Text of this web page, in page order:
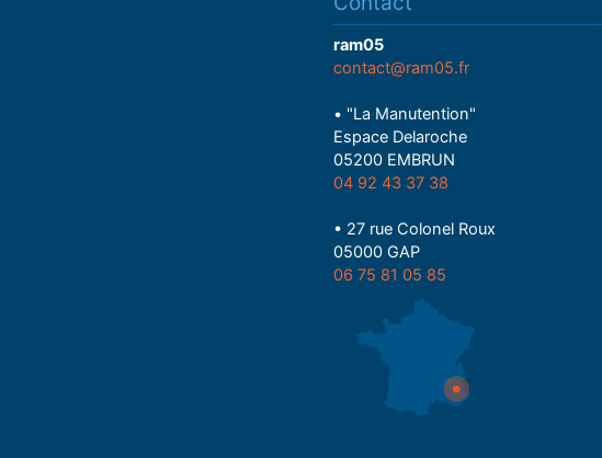
ram05
contact@ram05.fr
• "La Manutention"
Espace Delaroche
05200 EMBRUN
04 92 43 37 38
• 27 rue Colonel Roux
05000 GAP
06 75 81 05 85